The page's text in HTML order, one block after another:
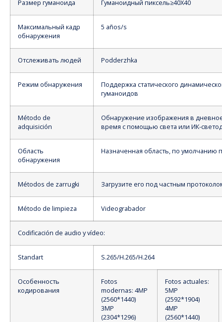
Размер гуманоида Гуманоидный пиксель≥40X40
Максимальный кадр
обнаружения
5 años/s
Отслеживать людей Podderzhka
Режим обнаружения
Поддержка статического
гуманоидов
Método de
adquisición
Обнаружение изображения в
время с помощью света или ИК-
Область
обнаружения
Назначенная область, по умолчанию
Métodos de zarrugki Загрузите его под частным
Método de limpieza Videograbador
Codificación de audio y vídeo:
Standart S.265/H.265/H.264
Особенность
кодирования
Fotos
modernas: 4MP
(2560*1440)
3MP
(2304*1296)
Fotos actuales:
5MP
(2592*1904)
4MP
(2560*1440)